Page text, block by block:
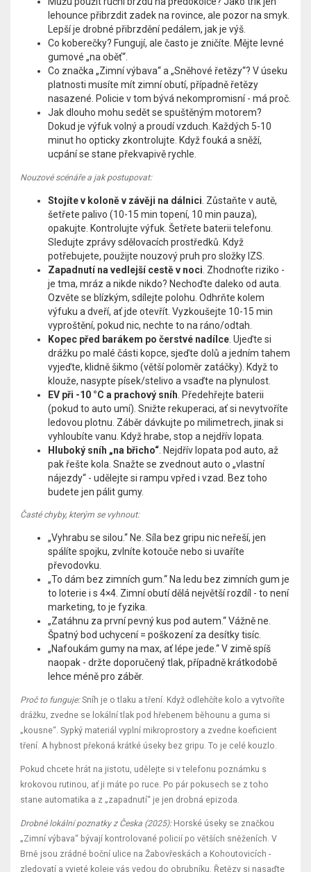
lehounce přibrzdit zadek na rovince, ale pozor na smyk.
Lepší je drobné přibrzdění pedálem, jak je výš.
Co koberečky? Fungují, ale často je zničíte. Mějte levné
gumové „na oběť“.
Co značka „Zimní výbava“ a „Sněhové řetězy“? V úseku
platnosti musíte mít zimní obutí, případně řetězy
nasazené. Policie v tom bývá nekompromisní - má proč.
Jak dlouho mohu sedět se spuštěným motorem?
Dokud je výfuk volný a proudí vzduch. Každých 5-10
minut ho opticky zkontrolujte. Když fouká a sněží,
ucpání se stane překvapivě rychle.
Nouzové scénáře a jak postupovat:
Stojíte v koloně v závěji na dálnici . Zůstaňte v autě,
šetřete palivo (10-15 min topení, 10 min pauza),
opakujte. Kontrolujte výfuk. Šetřete baterii telefonu.
Sledujte zprávy sdělovacích prostředků. Když
potřebujete, použijte nouzový pruh pro složky IZS.
Zapadnutí na vedlejší cestě v noci . Zhodnoťte riziko -
je tma, mráz a nikde nikdo? Nechoďte daleko od auta.
Ozvěte se blízkým, sdílejte polohu. Odhrňte kolem
výfuku a dveří, ať jde otevřít. Vyzkoušejte 10-15 min
vyproštění, pokud nic, nechte to na ráno/odtah.
Kopec před barákem po čerstvé nadílce . Ujeďte si
drážku po malé části kopce, sjeďte dolů a jedním tahem
vyjeďte, klidně šikmo (větší poloměr zatáčky). Když to
klouže, nasypte písek/stelivo a vsaďte na plynulost.
EV při -10 °C a prachový sníh . Předehřejte baterii
(pokud to auto umí). Snižte rekuperaci, ať si nevytvoříte
ledovou plotnu. Záběr dávkujte po milimetrech, jinak si
vyhloubíte vanu. Když hrabe, stop a nejdřív lopata.
Hluboký sníh „na břicho“ . Nejdřív lopata pod auto, až
pak řešte kola. Snažte se zvednout auto o „vlastní
nájezdy“ - udělejte si rampu vpřed i vzad. Bez toho
budete jen pálit gumy.
Časté chyby, kterým se vyhnout:
„Vyhrabu se silou.“ Ne. Síla bez gripu nic neřeší, jen
spálíte spojku, zvlníte kotouče nebo si uvaříte
převodovku.
„To dám bez zimních gum.“ Na ledu bez zimních gum je
to loterie i s 4×4. Zimní obutí dělá největší rozdíl - to není
marketing, to je fyzika.
„Zatáhnu za první pevný kus pod autem.“ Vážně ne.
Špatný bod uchycení = poškození za desítky tisíc.
„Nafoukám gumy na max, ať lépe jede.“ V zimě spíš
naopak - držte doporučený tlak, případně krátkodobě
lehce méně pro záběr.
Proč to funguje:Sníh je o tlaku a tření. Když odlehčíte kolo a vytvoříte
drážku, zvedne se lokální tlak pod hřebenem běhounu a guma si
„kousne“. Sypký materiál vyplní mikroprostory a zvedne koeficient
tření. A hybnost překoná krátké úseky bez gripu. To je celé kouzlo.
Pokud chcete hrát na jistotu, udělejte si v telefonu poznámku s
krokovou rutinou, ať ji máte po ruce. Po pár pokusech se z toho
stane automatika a z „zapadnutí“ je jen drobná epizoda.
Drobné lokální poznatky z Česka (2025):Horské úseky se značkou
„Zimní výbava“ bývají kontrolované policií po větších sněženích. V
Brně jsou zrádné boční ulice na Žabovřeskách a Kohoutovicích -
zledovatí a vyjeté koleje vás vedou do obrubníku. Řetězy si nasaďte